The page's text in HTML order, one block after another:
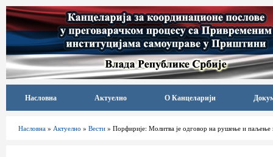
Насловна Актуелно О Канцеларији
Насловна » Актуелно » Вести » Порфирије: Молитва је одговор на рушење и